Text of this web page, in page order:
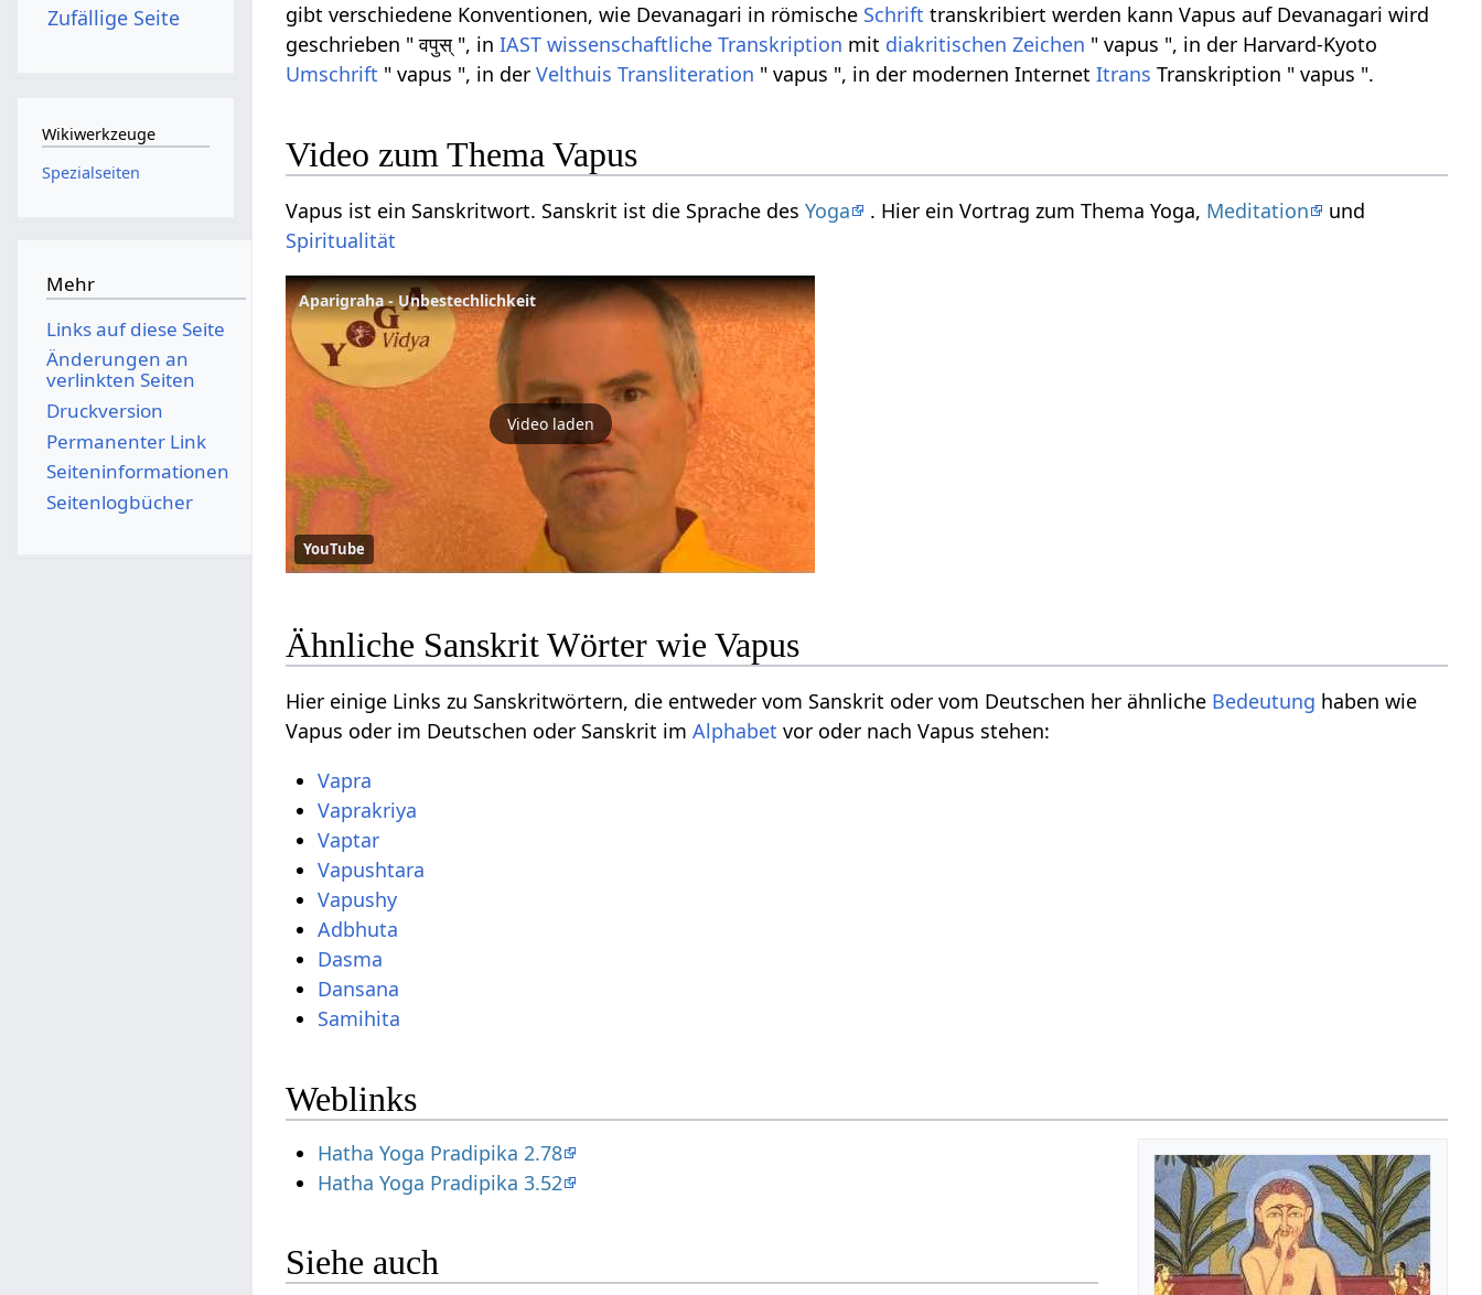
gibt verschiedene Konventionen, wie Devanagari in römische Schrift transkribiert werden kann Vapus auf Devanagari wird
geschrieben " वपुस् ", inIAST wissenschaftliche Transkription mit diakritischen Zeichen " vapus ", in der Harvard-Kyoto
Umschrift " vapus ", in derVelthuis Transliteration " vapus ", in der modernen InternetItrans Transkription " vapus ".
Video zum Thema Vapus
Vapus ist ein Sanskritwort. Sanskrit ist die Sprache desYoga . Hier ein Vortrag zum Thema Yoga, Meditation
und
Spiritualität
Aparigraha - Unbestechlichkeit
Video laden
YouTube
Ähnliche Sanskrit Wörter wie Vapus
Hier einige Links zu Sanskritwörtern, die entweder vom Sanskrit oder vom Deutschen her ähnliche Bedeutung haben wie
Vapus oder im Deutschen oder Sanskrit imAlphabet vor oder nach Vapus stehen:
Vapra
Vaprakriya
Vaptar
Vapushtara
Vapushy
Adbhuta
Dasma
Dansana
Samihita
Weblinks
Hatha Yoga Pradipika 2.78
Hatha Yoga Pradipika 3.52
Siehe auch
Zufällige Seite
Wikiwerkzeuge
Spezialseiten
Mehr
Links auf diese Seite
Änderungen an
verlinkten Seiten
Druckversion
Permanenter Link
Seiten­­informationen
Seitenlogbücher